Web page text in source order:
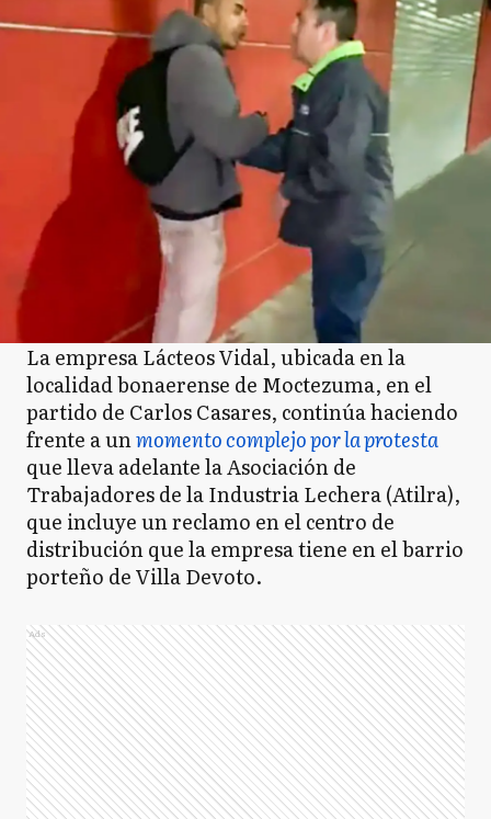
La empresa Lácteos Vidal, ubicada en la
localidad bonaerense de Moctezuma, en el
partido de Carlos Casares, continúa haciendo
frente a unmomento complejo por la protesta
que lleva adelante la Asociación de
Trabajadores de la Industria Lechera (Atilra),
que incluye un reclamo en el centro de
distribución que la empresa tiene en el barrio
porteño de Villa Devoto.
Ads